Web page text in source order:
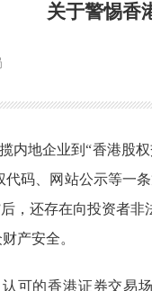
关于警惕香
内地企业到“香港股
代码、网站公示等一
，还存在向投资者非
产安全。
认可的香港证券交易